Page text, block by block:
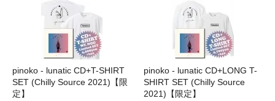
pinoko - lunatic CD+T-SHIRT
SET (Chilly Source 2021)【限
定】
pinoko - lunatic CD+LONG T-
SHIRT SET (Chilly Source
2021)【限定】